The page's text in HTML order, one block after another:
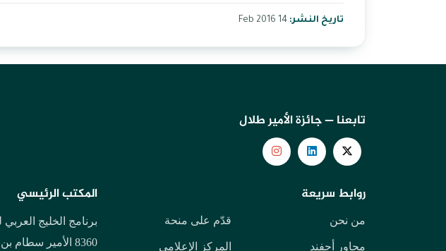
تاريخ النشر:
تابعنا — جائزة الأمير طلال
روابط سريعة
من نحن
محاور أجفند
قدّم على منحة
المركز الإعلامي
المكتب الرئيسي
برنامج الخليج العربي
8360 الأمير سطام بن عبدالعزيز - الرفيعة